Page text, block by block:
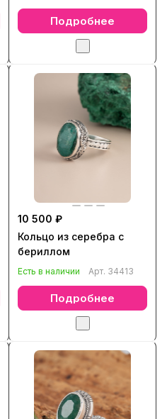
Подробнее
10 500 ₽
Кольцо из серебра с
бериллом
Есть в наличии Арт. 34413
Подробнее